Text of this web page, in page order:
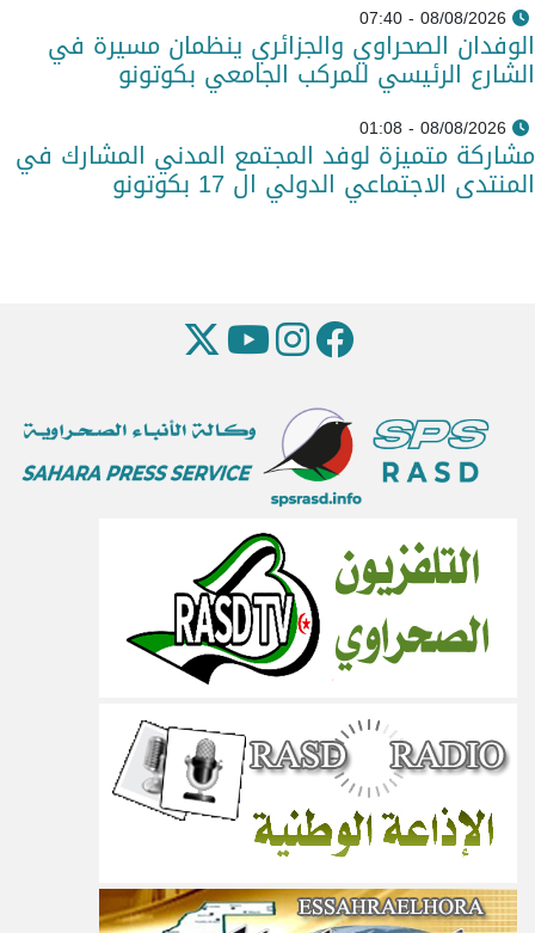
08/08/2026 - 07:40
الوفدان الصحراوي والجزائري ينظمان مسيرة في
الشارع الرئيسي للمركب الجامعي بكوتونو
08/08/2026 - 01:08
مشاركة متميزة لوفد المجتمع المدني المشارك في
المنتدى الاجتماعي الدولي ال 17 بكوتونو